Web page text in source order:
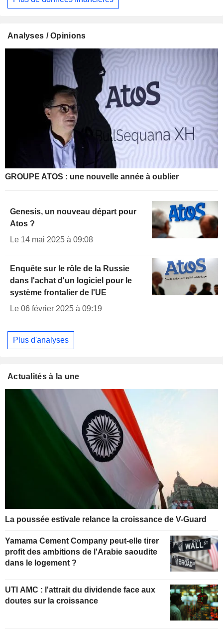
Analyses / Opinions
GROUPE ATOS : une nouvelle année à oublier
Genesis, un nouveau départ pour
Atos ?
Le 14 mai 2025 à 09:08
Enquête sur le rôle de la Russie
dans l'achat d'un logiciel pour le
système frontalier de l'UE
Le 06 février 2025 à 09:19
Plus d'analyses
Actualités à la une
La poussée estivale relance la croissance de V-Guard
Yamama Cement Company peut-elle tirer
profit des ambitions de l'Arabie saoudite
dans le logement ?
UTI AMC : l'attrait du dividende face aux
doutes sur la croissance